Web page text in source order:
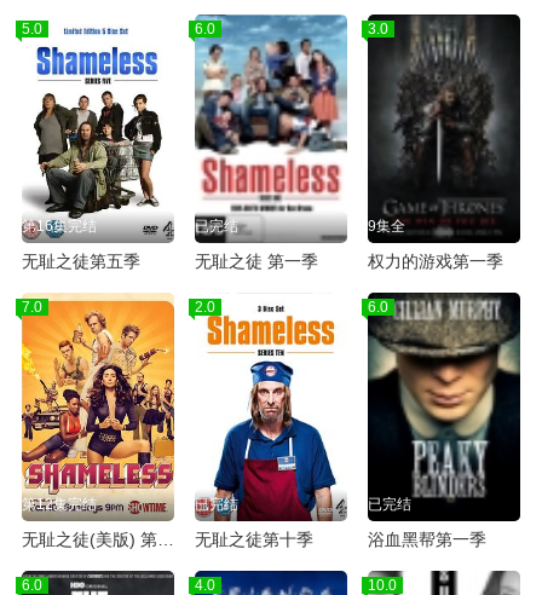
5.0
第16集完结
无耻之徒第五季
6.0
已完结
无耻之徒 第一季
3.0
9集全
权力的游戏第一季
7.0
第12集完结
无耻之徒(美版) 第六季
2.0
已完结
无耻之徒第十季
6.0
已完结
浴血黑帮第一季
6.0 4.0 10.0